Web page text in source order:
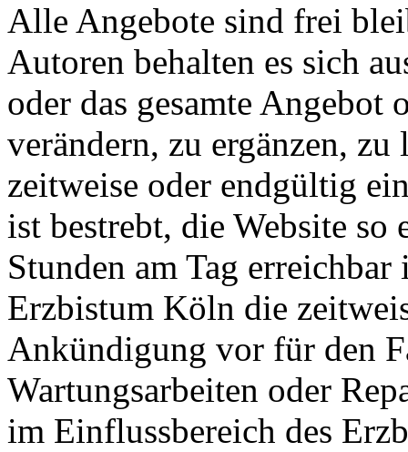
Alle Angebote sind frei
Autoren behalten es sich
oder das gesamte Angebot
verändern, zu ergänzen,
zeitweise oder endgültig
ist bestrebt, die Website so
Stunden am Tag
Erzbistum Köln die
Ankündigung vor für den
Wartungsarbeiten oder
im Einflussbereich des